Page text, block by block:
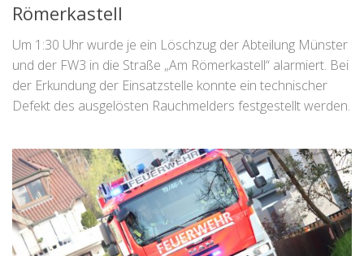
Römerkastell
Um 1:30 Uhr wurde je ein Löschzug der Abteilung Münster
und der FW3 in die Straße „Am Römerkastell“ alarmiert. Bei
der Erkundung der Einsatzstelle konnte ein technischer
Defekt des ausgelösten Rauchmelders festgestellt werden.